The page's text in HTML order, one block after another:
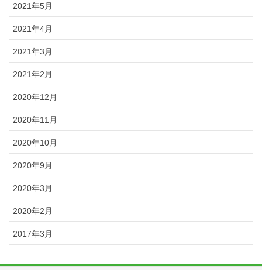
2021年5月
2021年4月
2021年3月
2021年2月
2020年12月
2020年11月
2020年10月
2020年9月
2020年3月
2020年2月
2017年3月